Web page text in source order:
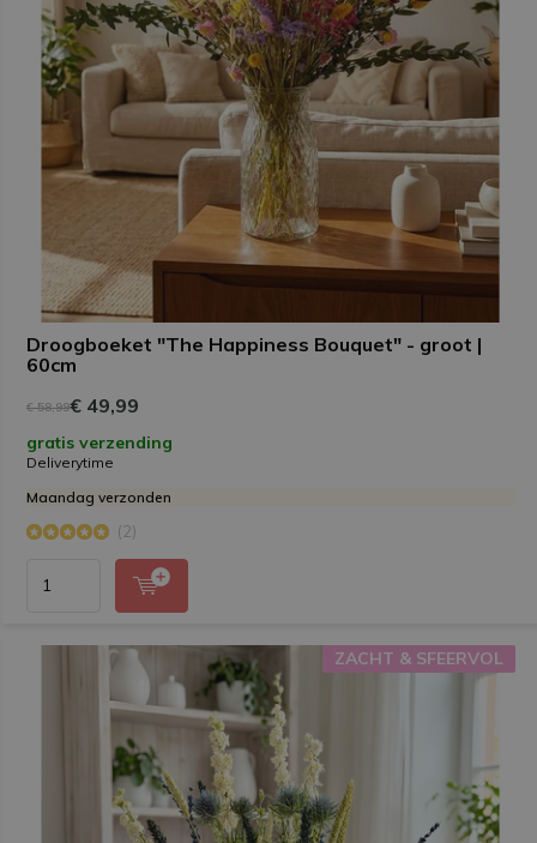
Droogboeket "The Happiness Bouquet" - groot |
60cm
€ 58,99€ 49,99
gratis verzending
Deliverytime
Maandag verzonden
(2)
ZACHT & SFEERVOL